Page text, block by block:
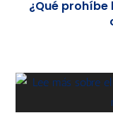
¿Qué prohíbe